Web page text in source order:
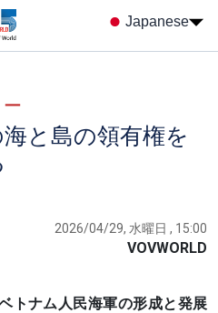
Japanese
と島の領有権を
2026/04/29, 水曜日 , 15:00
VOVWORLD
トナム人民海軍の形成と発展